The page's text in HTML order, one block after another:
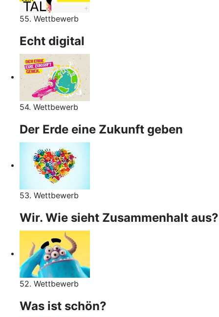
55. Wettbewerb
Echt digital
54. Wettbewerb
Der Erde eine Zukunft geben
53. Wettbewerb
Wir. Wie sieht Zusammenhalt aus?
52. Wettbewerb
Was ist schön?